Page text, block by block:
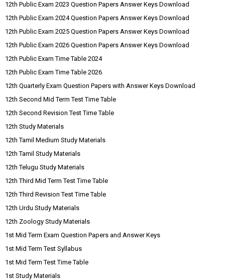
12th Public Exam 2023 Question Papers Answer Keys Download
12th Public Exam 2024 Question Papers Answer Keys Download
12th Public Exam 2025 Question Papers Answer Keys Download
12th Public Exam 2026 Question Papers Answer Keys Download
12th Public Exam Time Table 2024
12th Public Exam Time Table 2026
12th Quarterly Exam Question Papers with Answer Keys Download
12th Second Mid Term Test Time Table
12th Second Revision Test Time Table
12th Study Materials
12th Tamil Medium Study Materials
12th Tamil Study Materials
12th Telugu Study Materials
12th Third Mid Term Test Time Table
12th Third Revision Test Time Table
12th Urdu Study Materials
12th Zoology Study Materials
1st Mid Term Exam Question Papers and Answer Keys
1st Mid Term Test Syllabus
1st Mid Term Test Time Table
1st Study Materials